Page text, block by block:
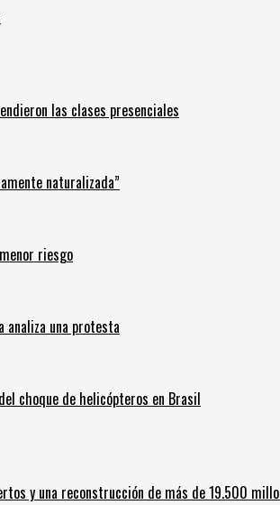
las clases presenciales
naturalizada”
riesgo
analiza una protesta
choque de helicópteros en Brasil
y una reconstrucción de más de 19.500